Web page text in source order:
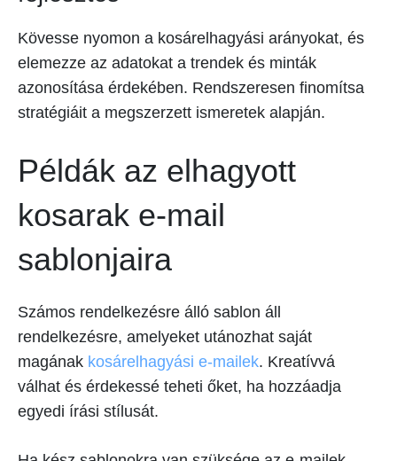
Kövesse nyomon a kosárelhagyási arányokat, és
elemezze az adatokat a trendek és minták
azonosítása érdekében. Rendszeresen finomítsa
stratégiáit a megszerzett ismeretek alapján.
Példák az elhagyott
kosarak e-mail
sablonjaira
Számos rendelkezésre álló sablon áll
rendelkezésre, amelyeket utánozhat saját
magának kosárelhagyási e-mailek. Kreatívvá
válhat és érdekessé teheti őket, ha hozzáadja
egyedi írási stílusát.